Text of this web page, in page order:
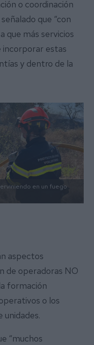
o coordinación
que “con
que más servicios
incorporar estas
y dentro de la
en un fuego
aspectos
de operadoras NO
formación
o los
unidades.
“muchos